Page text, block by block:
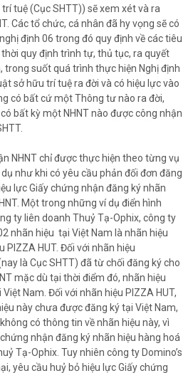
tuệ (Cục SHTT)) sẽ xem xét và ra
Các tổ chức, cá nhân đã hy vọng sẽ có
định 06 trong đó quy định về các tiêu
quy định trình tự, thủ tục, ra quyết
trong suốt quá trình thực hiện Nghị định
sở hữu trí tuệ ra đời và có hiệu lực vào
có bất cứ một Thông tư nào ra đời,
bất kỳ một NHNT nào được công nhận
NHNT chỉ được thực hiện theo từng vụ
như khi có yêu cầu phản đối đơn đăng
lực Giấy chứng nhận đăng ký nhãn
Một trong những ví dụ điển hình
ty liên doanh Thuỷ Tạ-Ophix, công ty
nhãn hiệu tại Việt Nam là nhãn hiệu
PIZZA HUT. Đối với nhãn hiệu
(nay là Cục SHTT) đã từ chối đăng ký cho
mặc dù tại thời điểm đó, nhãn hiệu
Nam. Đối với nhãn hiệu PIZZA HUT,
này chưa được đăng ký tại Việt Nam,
có thông tin về nhãn hiệu này, vì
nhận đăng ký nhãn hiệu hàng hoá
Tạ-Ophix. Tuy nhiên công ty Domino’s
yêu cầu huỷ bỏ hiệu lực Giấy chứng